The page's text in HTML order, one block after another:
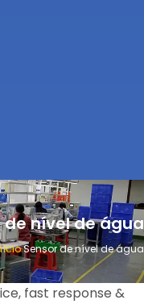
de nível de água
Sensor de nível de água
fast response &